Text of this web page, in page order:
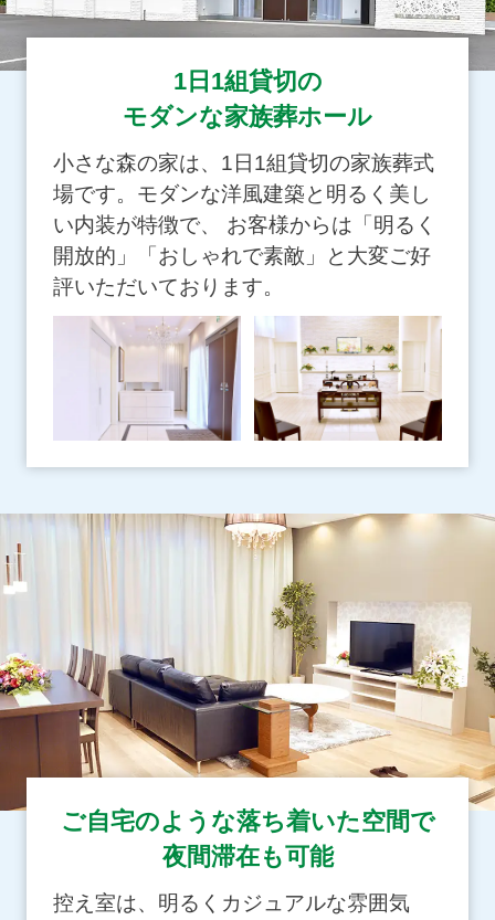
1日1組貸切の
モダンな家族葬ホール
小さな森の家は、1日1組貸切の家族葬式
場です。モダンな洋風建築と明るく美し
い内装が特徴で、 お客様からは「明るく
開放的」「おしゃれで素敵」と大変ご好
評いただいております。
ご自宅のような落ち着いた空間で
夜間滞在も可能
控え室は、明るくカジュアルな雰囲気